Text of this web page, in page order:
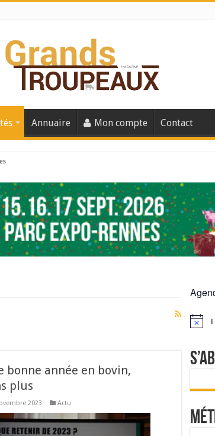
Annuaire Mon compte Contact
veaux !
bonne année en bovin,
plus
2023 Actu
Notice